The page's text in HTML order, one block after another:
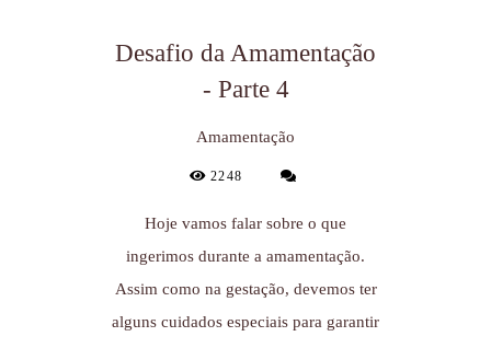
Desafio da Amamentação
- Parte 4
Amamentação
2248
Hoje vamos falar sobre o que
ingerimos durante a amamentação.
Assim como na gestação, devemos ter
alguns cuidados especiais para garantir